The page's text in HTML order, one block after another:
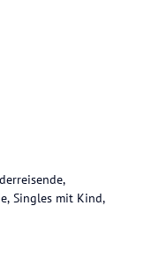
Singles mit Kind,